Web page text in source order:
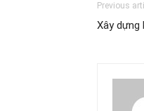
Previous
Xây dựng